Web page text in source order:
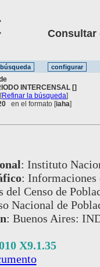
Consultar
INTERCENSAL []
Refinar la búsqueda]
en el formato [iaha]
: Instituto
: Informaciones
Censo de
Nacional de
: Buenos Aires:
X9.1.35